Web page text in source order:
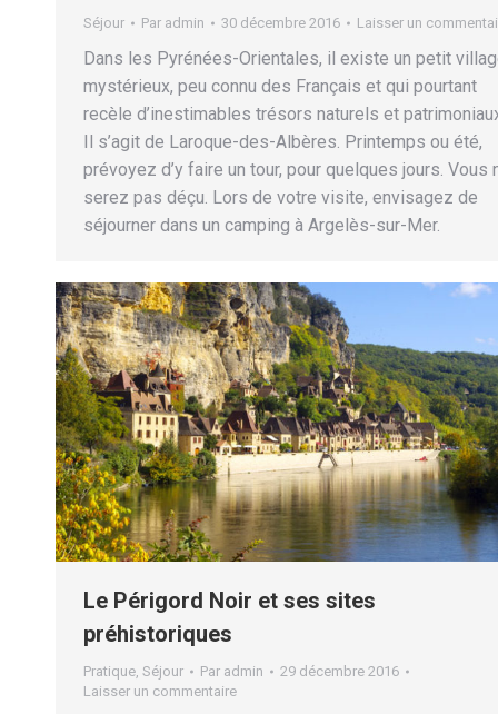
Séjour Par admin 30 décembre 2016 Laisser un
Dans les Pyrénées-Orientales, il existe un petit
mystérieux, peu connu des Français et qui pourtant
recèle d’inestimables trésors naturels et
Il s’agit de Laroque-des-Albères. Printemps ou été,
prévoyez d’y faire un tour, pour quelques jours. Vous
serez pas déçu. Lors de votre visite, envisagez de
séjourner dans un camping à Argelès-sur-Mer.
Le Périgord Noir et ses sites
préhistoriques
Pratique Séjour Par admin
29 décembre 2016
Laisser un commentaire